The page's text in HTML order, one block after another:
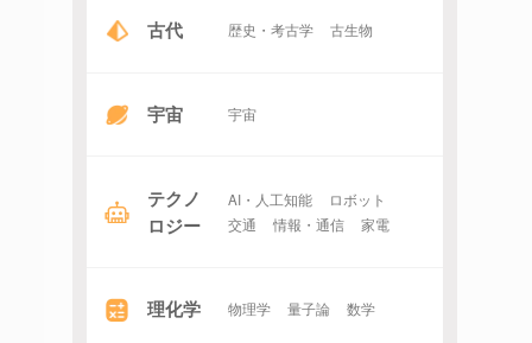
古代 歴史・考古学 古生物
宇宙 宇宙
テクノ
ロジー
AI・人工知能
ロボット
交通
情報・通信 家電
理化学 物理学 量子論 数学